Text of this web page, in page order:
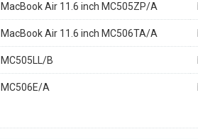
MacBook Air 11.6 inch MC505ZP/A
MacBook Air 11.6 inch MC506TA/A
MC505LL/B
MC506E/A